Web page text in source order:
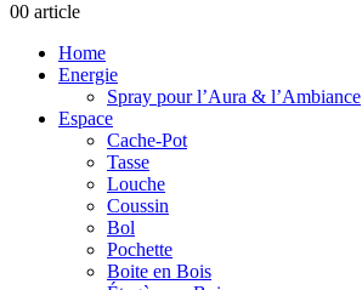
00 article
Home
Energie
Spray pour l’Aura & l’Ambiance
Espace
Cache-Pot
Tasse
Louche
Coussin
Bol
Pochette
Boite en Bois